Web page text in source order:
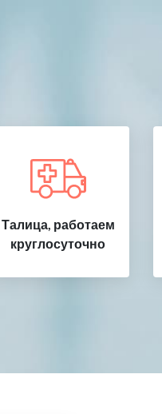
Талица, работаем
круглосуточно